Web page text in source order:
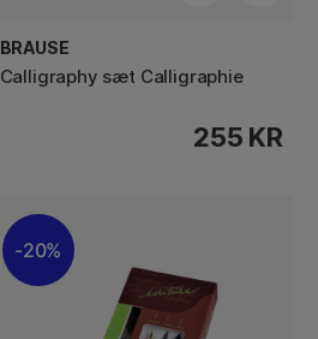
BRAUSE
Calligraphy sæt Calligraphie
255 KR
20%